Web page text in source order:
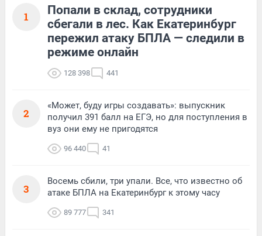
1
Попали в склад, сотрудники
сбегали в лес. Как Екатеринбург
пережил атаку БПЛА — следили в
режиме онлайн
128 398 441
2
«Может, буду игры создавать»: выпускник
получил 391 балл на ЕГЭ, но для поступления в
вуз они ему не пригодятся
96 440 41
3
Восемь сбили, три упали. Все, что известно об
атаке БПЛА на Екатеринбург к этому часу
89 777 341